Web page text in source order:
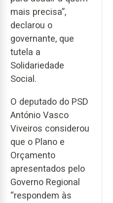
mais precisa”,
declarou o
governante, que
tutela a
Solidariedade
Social.
O deputado do PSD
António Vasco
Viveiros considerou
que o Plano e
Orçamento
apresentados pelo
Governo Regional
“respondem às